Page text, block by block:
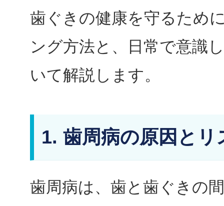
歯ぐきの健康を守るため
ング方法と、日常で意識
いて解説します。
1. 歯周病の原因とリ
歯周病は、歯と歯ぐきの